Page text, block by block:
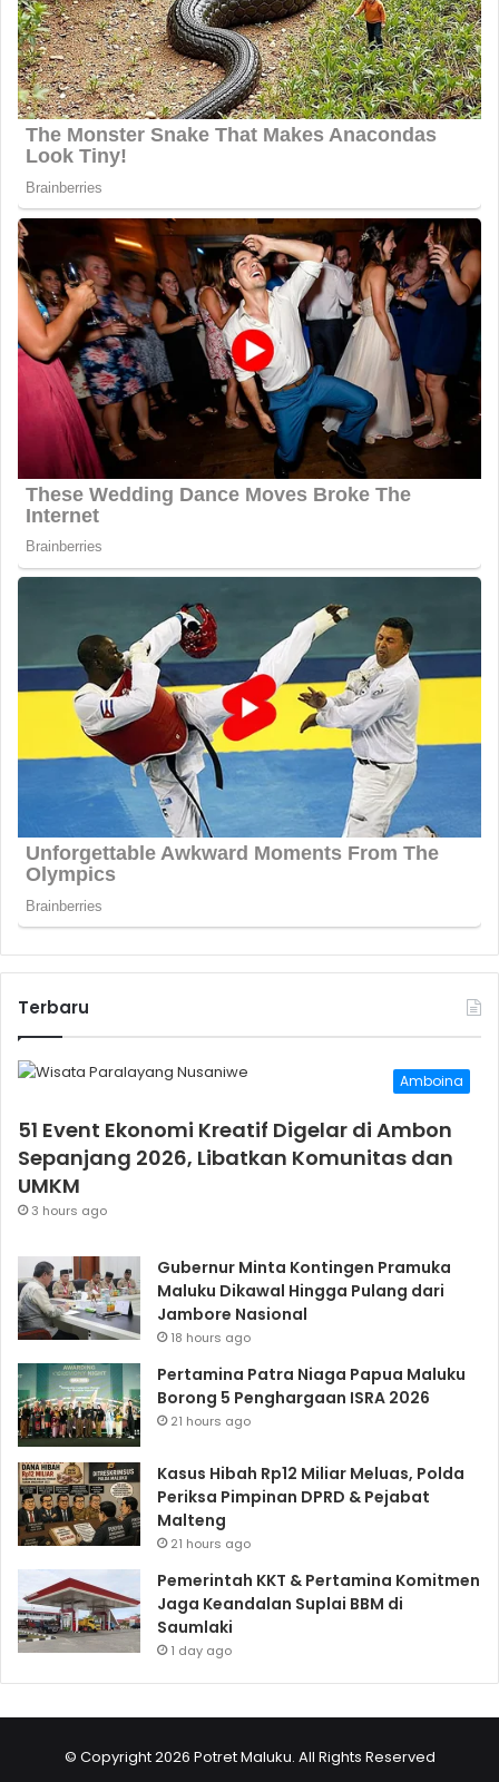
Terbaru
Amboina
51 Event Ekonomi Kreatif Digelar di Ambon
Sepanjang 2026, Libatkan Komunitas dan
UMKM
3 hours ago
Gubernur Minta Kontingen Pramuka
Maluku Dikawal Hingga Pulang dari
Jambore Nasional
18 hours ago
Pertamina Patra Niaga Papua Maluku
Borong 5 Penghargaan ISRA 2026
21 hours ago
Kasus Hibah Rp12 Miliar Meluas, Polda
Periksa Pimpinan DPRD & Pejabat
Malteng
21 hours ago
Pemerintah KKT & Pertamina Komitmen
Jaga Keandalan Suplai BBM di
Saumlaki
1 day ago
© Copyright 2026 Potret Maluku. All Rights Reserved